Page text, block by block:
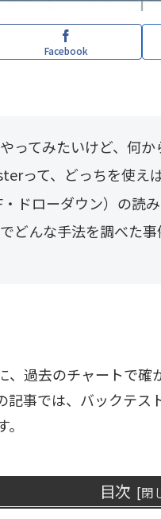
Facebook
ってみたいけど、何か
って、どっちを使え
・ドローダウン）の読
どんな手法を調べた事
、過去のチャートで
記事では、バックテ
目次